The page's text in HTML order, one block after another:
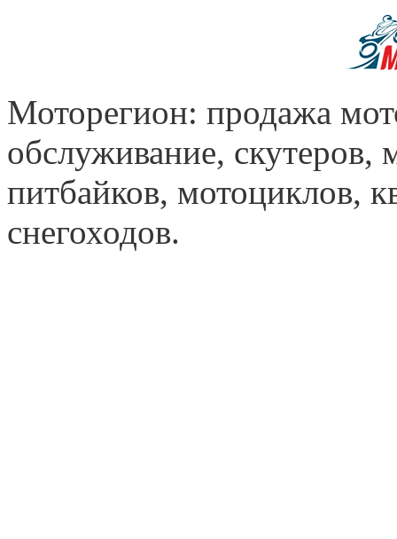
Моторегион: продажа
обслуживание, скутеров,
питбайков, мотоциклов,
снегоходов.